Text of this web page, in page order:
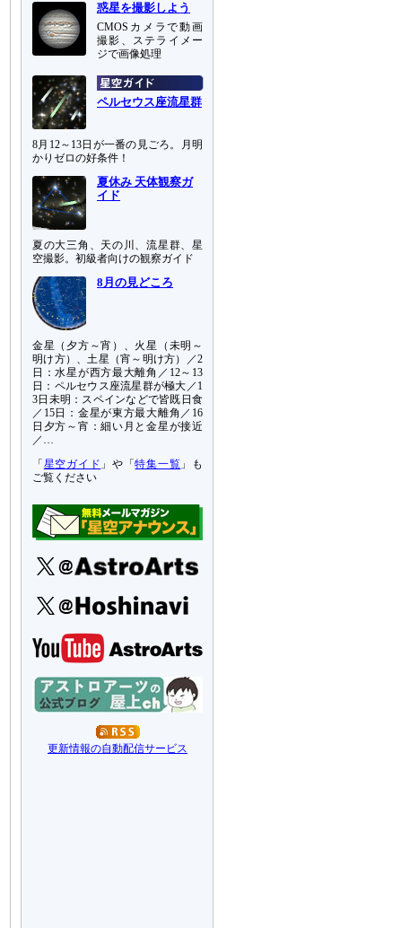
惑星を撮影しよう
CMOSカメラで動画
撮影、ステライメー
ジで画像処理
ペルセウス座流星群
8月12～13日が一番の見ごろ。月明
かりゼロの好条件！
夏休み 天体観察ガ
イド
夏の大三角、天の川、流星群、星
空撮影。初級者向けの観察ガイド
8月の見どころ
金星（夕方～宵）、火星（未明～
明け方）、土星（宵～明け方）／2
日：水星が西方最大離角／12～13
日：ペルセウス座流星群が極大／1
3日未明：スペインなどで皆既日食
／15日：金星が東方最大離角／16
日夕方～宵：細い月と金星が接近
／…
「 星空ガイド 」や「特集一覧 」も
ご覧ください
更新情報の自動配信サービス